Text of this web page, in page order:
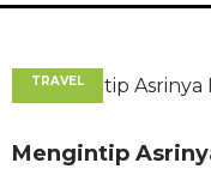
TRAVEL
Mengintip